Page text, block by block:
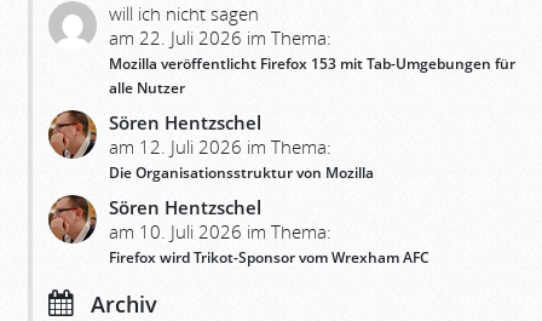
will ich nicht sagen
am 22. Juli 2026 im Thema:
Mozilla veröffentlicht Firefox 153 mit Tab-Umgebungen für
alle Nutzer
Sören Hentzschel
am 12. Juli 2026 im Thema:
Die Organisationsstruktur von Mozilla
Sören Hentzschel
am 10. Juli 2026 im Thema:
Firefox wird Trikot-Sponsor vom Wrexham AFC
Archiv